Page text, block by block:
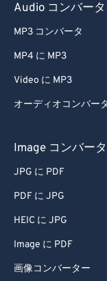
Audio コンバータ
MP3 コンバータ
MP4 に MP3
Video に MP3
オーディオコンバー
Image コンバータ
JPG に PDF
PDF に JPG
HEIC に JPG
Image に PDF
画像コンバーター